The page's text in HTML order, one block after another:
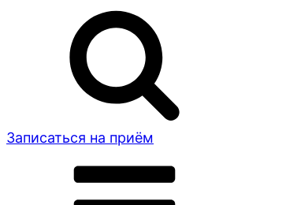
Записаться на приём